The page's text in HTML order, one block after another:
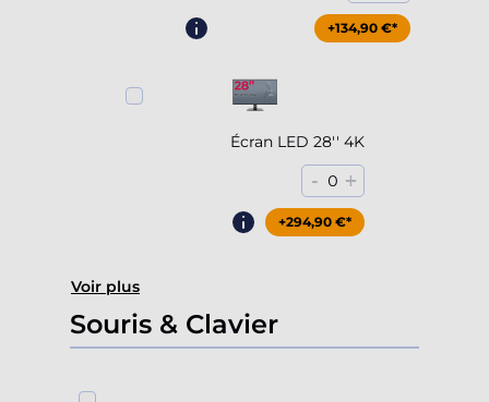
+204,90 €*
+134,90 €*
Écran LED 28'' 4K
- 0 +
+294,90 €*
Voir plus
Souris & Clavier